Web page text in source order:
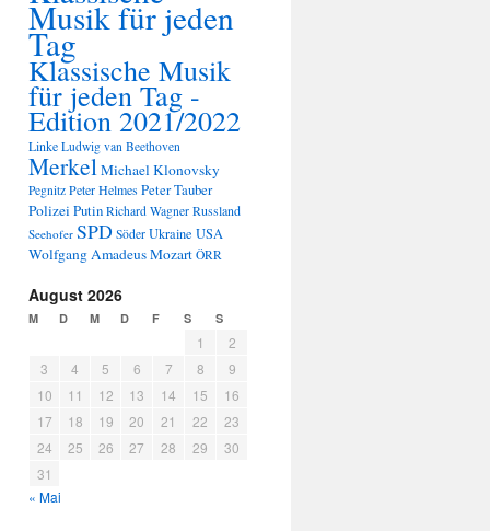
Musik für jeden
Tag
Klassische Musik
für jeden Tag -
Edition 2021/2022
Linke Ludwig van Beethoven
MerkelMichael Klonovsky
Pegnitz Peter HelmesPeter Tauber
PolizeiPutin Richard Wagner Russland
Seehofer SPD Söder Ukraine USA
Wolfgang Amadeus Mozart ÖRR
August 2026
M D M D F S S
1
2
3
4 5 6 7 8
9
10
11 12 13 14 15
16
17
18 19 20 21 22
23
24
25 26 27 28 29
30
31
« Mai